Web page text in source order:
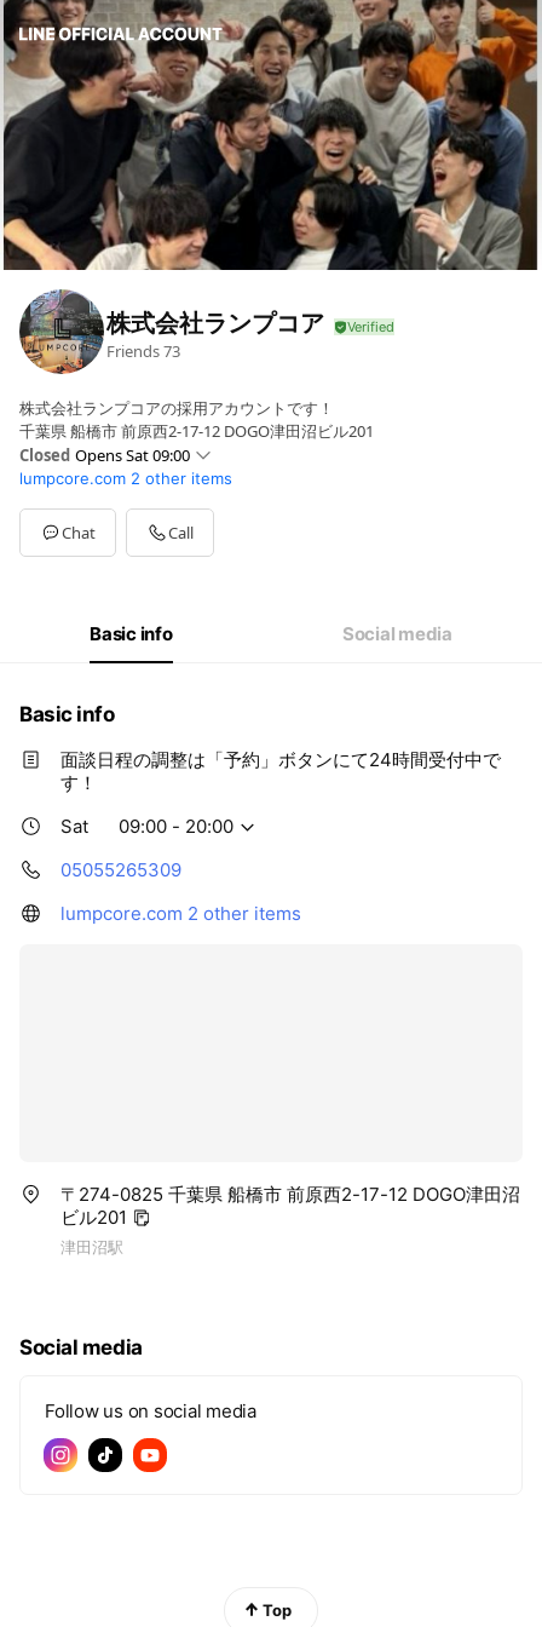
株式会社ランプコア
Friends73
株式会社ランプコアの採用アカウントです！
千葉県 船橋市 前原西2-17-12 DOGO津田沼ビル201
Closed Opens Sat 09:00
Sun09:00 - 20:00
Mon09:00 - 20:00
Tue09:00 - 20:00
Wed09:00 - 20:00
09:00 - 20:00
lumpcore.com 2 other items
Chat Call
Basic info Social media
Basic info
面談日程の調整は「予約」ボタンにて24時間受付中で
す！
Sat
09:00 - 20:00
05055265309
lumpcore.com 2 other items
〒274-0825 千葉県 船橋市 前原西2-17-12 DOGO津田沼
ビル201
津田沼駅
Social media
Follow us on social media
Top